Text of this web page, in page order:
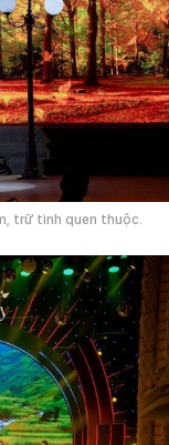
trữ tình quen thuộc.